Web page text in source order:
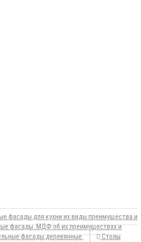
фасады для кухни их виды преимущества и
фасады МДФ об их преимуществах и
фасады деревянные
Столы